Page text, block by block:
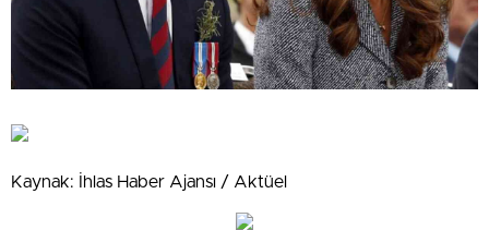
Kaynak: İhlas Haber Ajansı / Aktüel